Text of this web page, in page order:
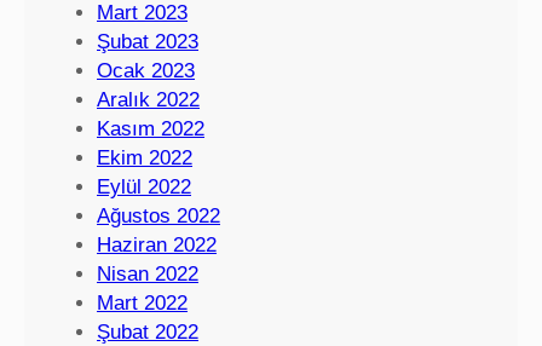
Mart 2023
Şubat 2023
Ocak 2023
Aralık 2022
Kasım 2022
Ekim 2022
Eylül 2022
Ağustos 2022
Haziran 2022
Nisan 2022
Mart 2022
Şubat 2022